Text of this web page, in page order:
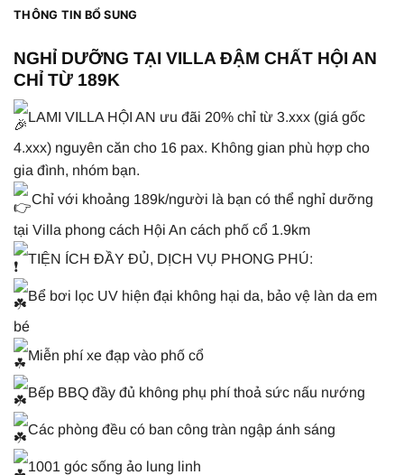
THÔNG TIN BỔ SUNG
NGHỈ DƯỠNG TẠI VILLA ĐẬM CHẤT HỘI AN
CHỈ TỪ 189K
LAMI VILLA HỘI AN ưu đãi 20% chỉ từ 3.xxx (giá gốc
4.xxx) nguyên căn cho 16 pax. Không gian phù hợp cho
gia đình, nhóm bạn.
Chỉ với khoảng 189k/người là bạn có thể nghỉ dưỡng
tại Villa phong cách Hội An cách phố cổ 1.9km
TIỆN ÍCH ĐẦY ĐỦ, DỊCH VỤ PHONG PHÚ:
Bể bơi lọc UV hiện đại không hại da, bảo vệ làn da em
bé
Miễn phí xe đạp vào phố cổ
Bếp BBQ đầy đủ không phụ phí thoả sức nấu nướng
Các phòng đều có ban công tràn ngập ánh sáng
1001 góc sống ảo lung linh